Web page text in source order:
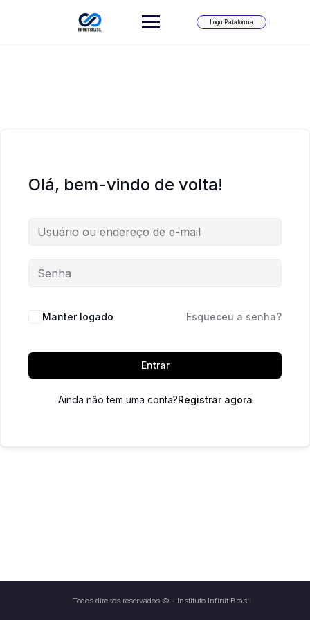
Login Plataforma
Olá, bem-vindo de volta!
Manter logado Esqueceu a senha?
Entrar
Ainda não tem uma conta?Registrar agora
Todos direitos reservados © - Instituto Infinit Brasil